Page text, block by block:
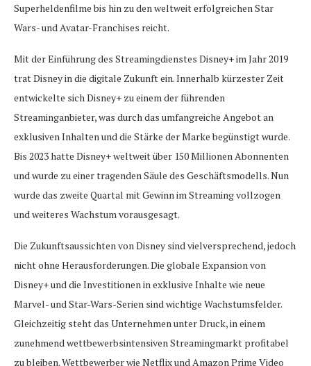
Superheldenfilme bis hin zu den weltweit erfolgreichen Star
Wars- und Avatar-Franchises reicht.
Mit der Einführung des Streamingdienstes Disney+ im Jahr 2019
trat Disney in die digitale Zukunft ein. Innerhalb kürzester Zeit
entwickelte sich Disney+ zu einem der führenden
Streaminganbieter, was durch das umfangreiche Angebot an
exklusiven Inhalten und die Stärke der Marke begünstigt wurde.
Bis 2023 hatte Disney+ weltweit über 150 Millionen Abonnenten
und wurde zu einer tragenden Säule des Geschäftsmodells. Nun
wurde das zweite Quartal mit Gewinn im Streaming vollzogen
und weiteres Wachstum vorausgesagt.
Die Zukunftsaussichten von Disney sind vielversprechend, jedoch
nicht ohne Herausforderungen. Die globale Expansion von
Disney+ und die Investitionen in exklusive Inhalte wie neue
Marvel- und Star-Wars-Serien sind wichtige Wachstumsfelder.
Gleichzeitig steht das Unternehmen unter Druck, in einem
zunehmend wettbewerbsintensiven Streamingmarkt profitabel
zu bleiben. Wettbewerber wie Netflix und Amazon Prime Video